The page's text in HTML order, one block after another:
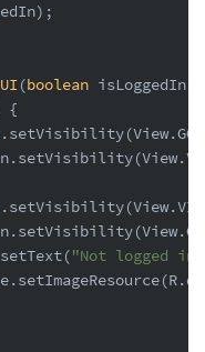
(boolean isLoggedIn)
{
"Not logged in"